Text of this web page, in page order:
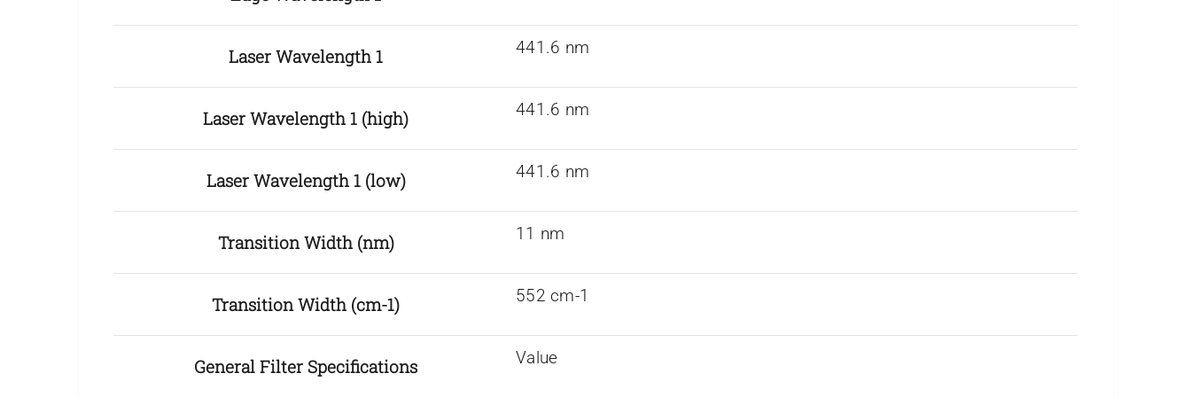
Laser Wavelength 1 441.6 nm
Laser Wavelength 1 (high) 441.6 nm
Laser Wavelength 1 (low) 441.6 nm
Transition Width (nm) 11 nm
Transition Width (cm-1) 552 cm-1
General Filter Specifications Value